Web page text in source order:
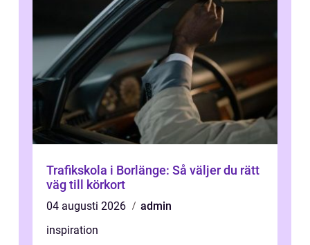
Trafikskola i Borlänge: Så väljer du rätt
väg till körkort
04 augusti 2026
admin
inspiration